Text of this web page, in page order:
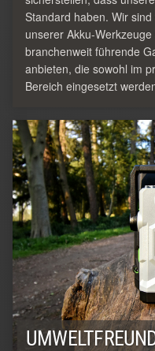
Standard haben. Wir
unserer Akku-
branchenweit führende
anbieten, die sowohl im
Bereich eingesetzt